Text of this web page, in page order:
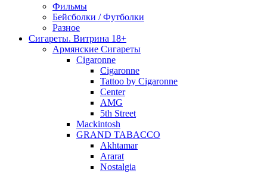
Фильмы
Бейсболки / Футболки
Разное
Сигареты. Витрина 18+
Армянские Сигареты
Cigaronne
Cigaronne
Tattoo by Cigaronne
Center
AMG
5th Street
Mackintosh
GRAND TABACCO
Akhtamar
Ararat
Nostalgia